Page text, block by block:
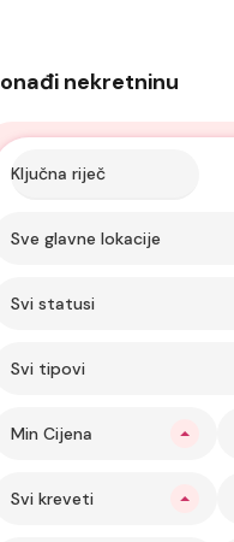
nekretninu
Sve glavne lokacije
Svi statusi
Svi tipovi
Min Cijena
Svi kreveti